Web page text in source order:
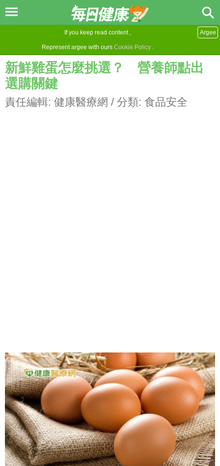
If you keep read content ,
Represent argee with ours Cookie Policy .
Argee
新鮮雞蛋怎麼挑選？ 營養師點出
選購關鍵
責任編輯: 健康醫療網 / 分類: 食品安全